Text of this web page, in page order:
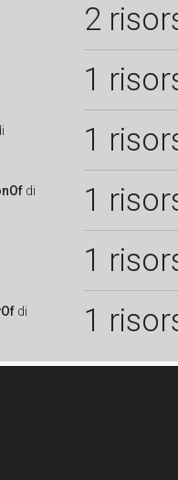
2
1
1
di 1
1
di 1